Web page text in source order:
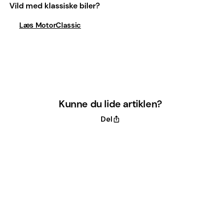
Vild med klassiske biler?
Læs MotorClassic
Kunne du lide artiklen?
Del